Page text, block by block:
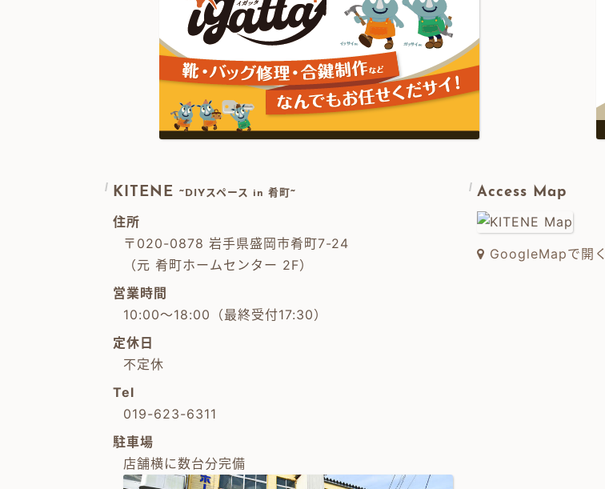
KITENE ~DIYスペース in 肴町~
住所
〒020-0878 岩手県盛岡市肴町7-24
（元 肴町ホームセンター 2F）
営業時間
10:00～18:00（最終受付17:30）
定休日
不定休
Tel
019-623-6311
駐車場
店舗横に数台分完備
Access Map
GoogleMapで開く